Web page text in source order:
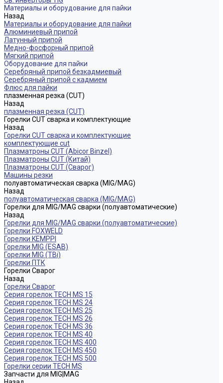
Материалы и оборудование для пайки
Назад
Материалы и оборудование для пайки
Алюминиевый припой
Латунный припой
Медно-фосфорный припой
Мягкий припой
Оборудование для пайки
Серебряный припой безкадмиевый
Серебряный припой с кадмием
Флюс для пайки
плазменная резка (CUT)
Назад
плазменная резка (CUT)
Горелки CUT сварка и комплектующие
Назад
Горелки CUT сварка и комплектующие
комплектующие cut
Плазматроны CUT (Abicor Binzel)
Плазматроны CUT (Китай)
Плазматроны CUT (Сварог)
Машины резки
полуавтоматическая сварка (MIG/MAG)
Назад
полуавтоматическая сварка (MIG/MAG)
Горелки для MIG/MAG сварки (полуавтоматические)
Назад
Горелки для MIG/MAG сварки (полуавтоматические)
Горелки FOXWELD
Горелки KEMPPI
Горелки MIG (ESAB)
Горелки MIG (TBi)
Горелки ПТК
Горелки Сварог
Назад
Горелки Сварог
Серия горелок TECH MS 15
Серия горелок TECH MS 24
Серия горелок TECH MS 25
Серия горелок TECH MS 26
Серия горелок TECH MS 36
Серия горелок TECH MS 40
Серия горелок TECH MS 400
Серия горелок TECH MS 450
Серия горелок TECH MS 500
Горелки серии TECH MS
Запчасти для MIG|MAG